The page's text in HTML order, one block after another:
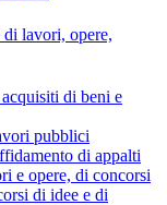
lavori, opere,
di beni e
pubblici
di appalti
e opere, di concorsi
di idee e di